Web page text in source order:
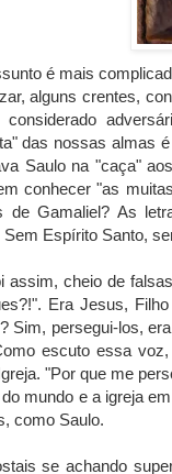
é mais
alguns crentes,
considerado
das nossas almas
Saulo na "caça"
conhecer "as
de Gamaliel? As
Sem Espírito Santo,
assim, cheio de
Era Jesus,
Sim, persegui-los,
escuto essa
"Por que me
mundo e a igreja
como Saulo.
se achando